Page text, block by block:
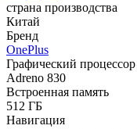
страна производства
Китай
Бренд
OnePlus
Графический процессор
Adreno 830
Встроенная память
512 ГБ
Навигация